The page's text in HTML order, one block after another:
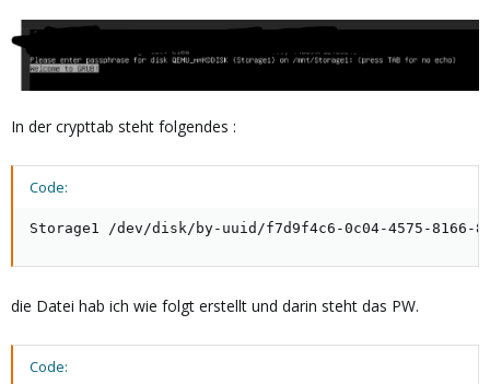
In der crypttab steht folgendes :
Code:
Storage1 /dev/disk/by-uuid/f7d9f4c6-0c04-4575-8166-
die Datei hab ich wie folgt erstellt und darin steht das PW.
Code: